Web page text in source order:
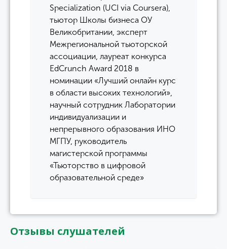
Specialization (UCI via Coursera),
тьютор Школы бизнеса ОУ
Великобритании, эксперт
Межрегиональной тьюторской
ассоциации, лауреат конкурса
EdCrunch Award 2018 в
номинации «Лучший онлайн курс
в области высоких технологий»,
научный сотрудник Лаборатории
индивидуализации и
непрерывного образования ИНО
МГПУ, руководитель
магистерской программы
«Тьюторство в цифровой
образовательной среде»
Отзывы слушателей